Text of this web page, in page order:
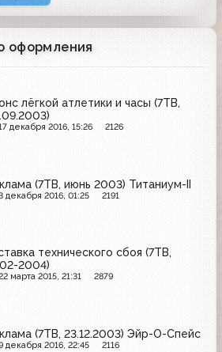
оформления
лёгкой атлетики и часы (7ТВ,
декабря 2016, 15:26 2126
(7ТВ, июнь 2003) Титаниум-II
декабря 2016, 01:25 2191
технического сбоя (7ТВ,
2004)
марта 2015, 21:31 2879
(7ТВ, 23.12.2003) Эйр-О-Спейс
декабря 2016, 22:45 2116